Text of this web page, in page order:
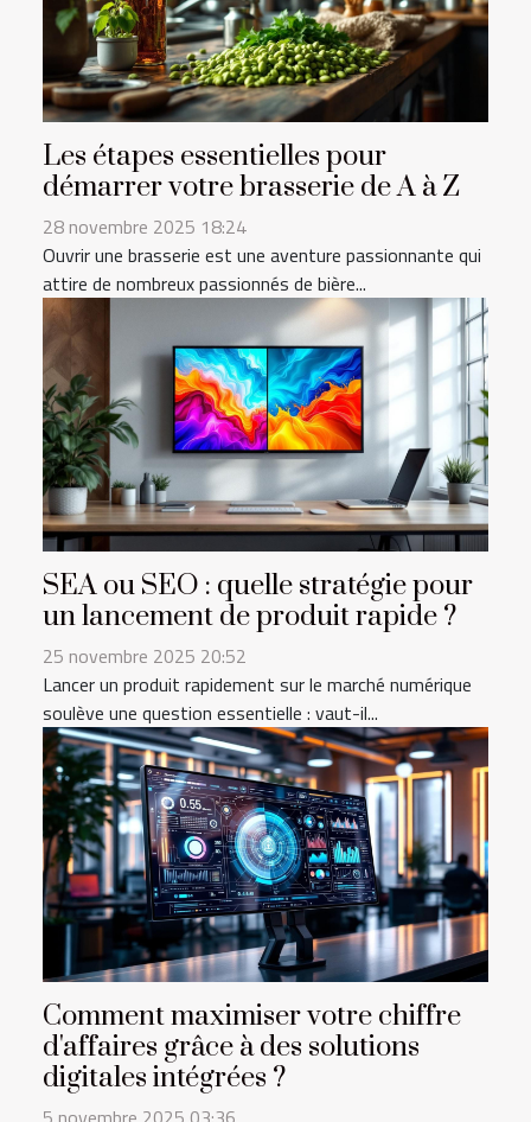
Les étapes essentielles pour
démarrer votre brasserie de A à Z
28 novembre 2025 18:24
Ouvrir une brasserie est une aventure passionnante qui
attire de nombreux passionnés de bière...
SEA ou SEO : quelle stratégie pour
un lancement de produit rapide ?
25 novembre 2025 20:52
Lancer un produit rapidement sur le marché numérique
soulève une question essentielle : vaut-il...
Comment maximiser votre chiffre
d'affaires grâce à des solutions
digitales intégrées ?